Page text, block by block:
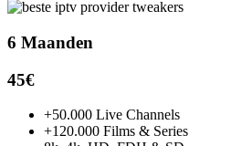
6 Maanden
45€
+50.000 Live Channels
+120.000 Films & Series